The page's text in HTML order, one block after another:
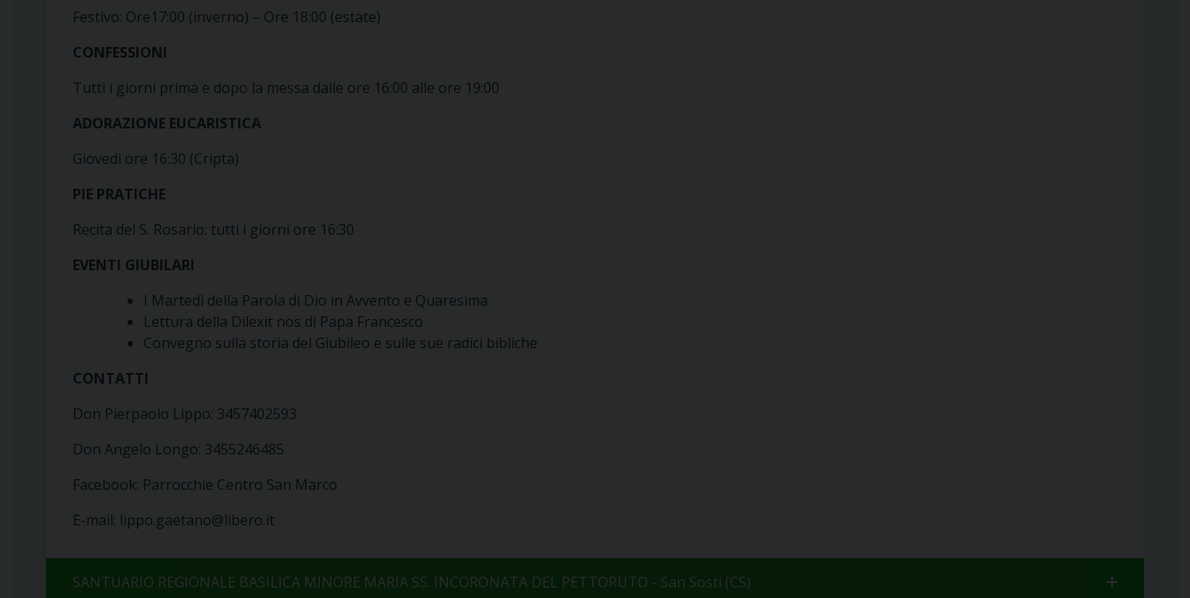
Festivo: Ore17:00 (inverno) – Ore 18:00 (estate)
CONFESSIONI
Tutti i giorni prima e dopo la messa dalle ore 16:00 alle ore 19:00
ADORAZIONE EUCARISTICA
Giovedì ore 16:30 (Cripta)
PIE PRATICHE
Recita del S. Rosario: tutti i giorni ore 16:30
EVENTI GIUBILARI
I Martedì della Parola di Dio in Avvento e Quaresima
Lettura della Dilexit nos di Papa Francesco
Convegno sulla storia del Giubileo e sulle sue radici bibliche
CONTATTI
Don Pierpaolo Lippo: 3457402593
Don Angelo Longo: 3455246485
Facebook: Parrocchie Centro San Marco
E-mail: lippo.gaetano@libero.it
SANTUARIO REGIONALE BASILICA MINORE MARIA SS. INCORONATA DEL PETTORUTO - San Sosti (CS)